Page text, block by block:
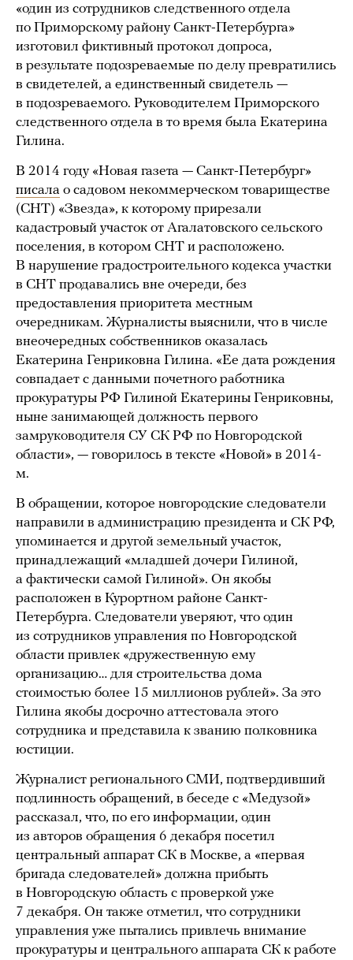
«один из сотрудников следственного отдела
по Приморскому району Санкт-Петербурга»
изготовил фиктивный протокол допроса,
в результате подозреваемые по делу превратились
в свидетелей, а единственный свидетель —
в подозреваемого. Руководителем Приморского
следственного отдела в то время была Екатерина
Гилина.
В 2014 году «Новая газета — Санкт-Петербург»
писала о садовом некоммерческом товариществе
(СНТ) «Звезда», к которому прирезали
кадастровый участок от Агалатовского сельского
поселения, в котором СНТ и расположено.
В нарушение градостроительного кодекса участки
в СНТ продавались вне очереди, без
предоставления приоритета местным
очередникам. Журналисты выяснили, что в числе
внеочередных собственников оказалась
Екатерина Генриковна Гилина. «Ее дата рождения
совпадает с данными почетного работника
прокуратуры РФ Гилиной Екатерины Генриковны,
ныне занимающей должность первого
замруководителя СУ СК РФ по Новгородской
области», — говорилось в тексте «Новой» в 2014-
м.
В обращении, которое новгородские следователи
направили в администрацию президента и СК РФ,
упоминается и другой земельный участок,
принадлежащий «младшей дочери Гилиной,
а фактически самой Гилиной». Он якобы
расположен в Курортном районе Санкт-
Петербурга. Следователи уверяют, что один
из сотрудников управления по Новгородской
области привлек «дружественную ему
организацию… для строительства дома
стоимостью более 15 миллионов рублей». За это
Гилина якобы досрочно аттестовала этого
сотрудника и представила к званию полковника
юстиции.
Журналист регионального СМИ, подтвердивший
подлинность обращений, в беседе с «Медузой»
рассказал, что, по его информации, один
из авторов обращения 6 декабря посетил
центральный аппарат СК в Москве, а «первая
бригада следователей» должна прибыть
в Новгородскую область с проверкой уже
7 декабря. Он также отметил, что сотрудники
управления уже пытались привлечь внимание
прокуратуры и центрального аппарата СК к работе